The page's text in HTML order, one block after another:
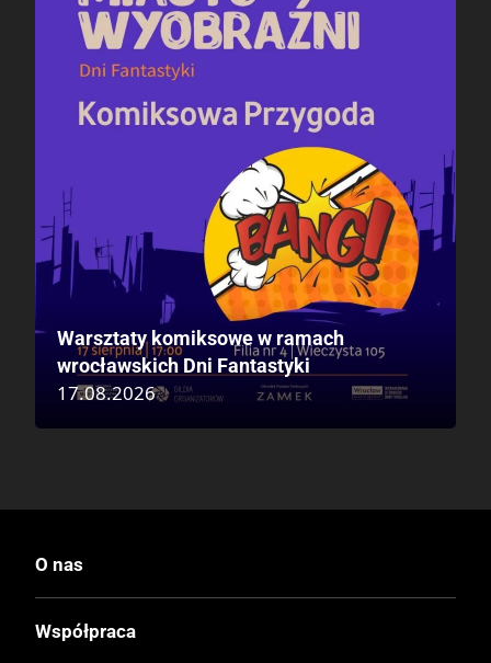
Warsztaty komiksowe w ramach
wrocławskich Dni Fantastyki
17.08.2026
O nas
Współpraca